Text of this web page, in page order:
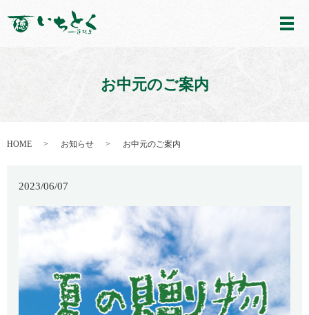
メ
お中元のご案内
HOME お知らせ お中元のご案内
2023/06/07